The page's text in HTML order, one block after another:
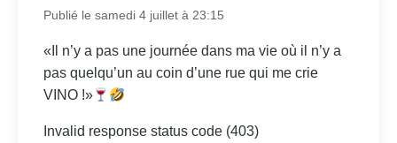
Publié le samedi 4 juillet à 23:15
«Il n’y a pas une journée dans ma vie où il n’y a
pas quelqu’un au coin d’une rue qui me crie
VINO !»
Invalid response status code (403)